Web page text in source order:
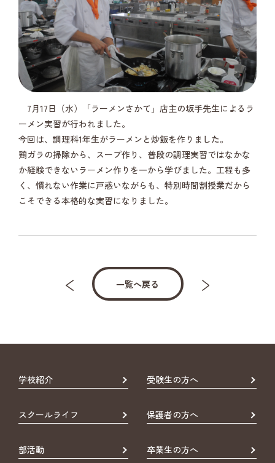
7月17日（水）「ラーメンさかて」店主の坂手先生によるラ
ーメン実習が行われました。
今回は、調理科1年生がラーメンと炒飯を作りました。
鶏ガラの掃除から、スープ作り、普段の調理実習ではなかな
か経験できないラーメン作りを一から学びました。工程も多
く、慣れない作業に戸惑いながらも、特別時間割授業だから
こそできる本格的な実習になりました。
一覧へ戻る
学校紹介 受験生の方へ
スクールライフ 保護者の方へ
部活動 卒業生の方へ